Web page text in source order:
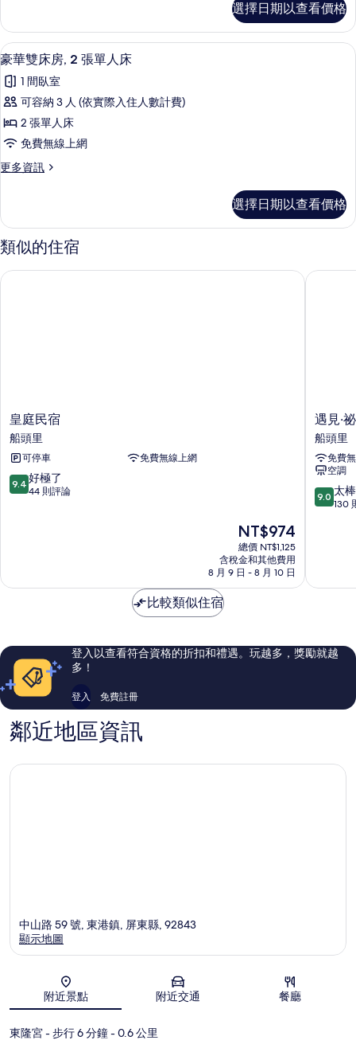
所
有
相
片
家
庭
房
詳
情
選擇日期以查看價格
顯
示
豪
華
雙
房,
張
單
人
床
豪華雙床房, 2 張單人床 | 書桌、熨斗/
1
豪華雙床房, 2 張單人床
1 間臥室
可容納 3 人 (依實際入住人數計費)
2 張單人床
免費無線上網
更多資訊
更
雙
床
房,
張
選擇日期以查看價格
類似的住宿
皇
庭
民
宿
船
頭
皇庭民宿
船頭里
可停車 免費無線上網
9.4
分，
了，
論
9.4 好極了
44 則評論
現
在
價
格
為
NT$974
總價 NT$1,125
含稅金和其他費用
8 月 9 日 - 8 月 10 日
皇庭民宿
遇
見‧
祕
境
民
宿
船
遇見‧
船頭里
免費
空調
9.0
分，
棒
評
論
9.0 太
130
遇見‧祕
比較類似住宿
登入以查看符合資格的折扣和禮遇。玩越多，獎勵就越
多！
登入 免費註冊
鄰近地區資訊
地圖
中山路 59 號, 東港鎮, 屏東縣, 92843
顯示地圖
附近景點 附近交通 餐廳
東隆宮- 步行 6 分鐘- 0.6 公里